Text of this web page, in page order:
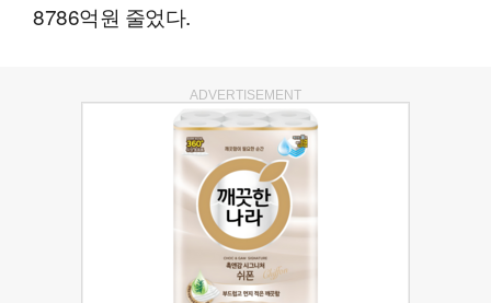
8786억원 줄었다.
ADVERTISEMENT